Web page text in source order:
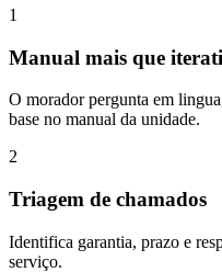
1
Manual mais que
O morador pergunta em
base no manual da unidade.
2
Triagem de chamados
Identifica garantia, prazo e
serviço.